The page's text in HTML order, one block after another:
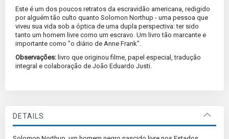
Este é um dos poucos retratos da escravidão americana, redigido
por alguém tão culto quanto Solomon Northup - uma pessoa que
viveu sua vida sob a óptica de uma dupla perspectiva: ter sido
tanto um homem livre como um escravo. Um livro tão marcante e
importante como "o diário de Anne Frank".
Observações: livro que originou filme, papel especial, tradução
integral e colaboração de João Eduardo Justi.
DETAILS